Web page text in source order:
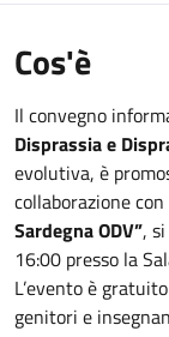
Cos'è
Il convegno
Disprassia e
evolutiva, è
collaborazione con
Sardegna ODV”,
16:00 presso la
L’evento è
genitori e